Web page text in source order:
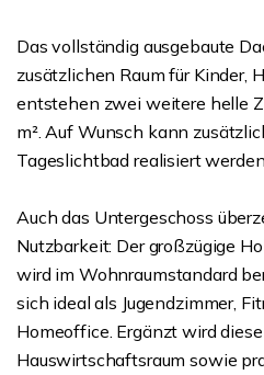
Das vollständig ausgebaute
zusätzlichen Raum für Kinder,
entstehen zwei weitere helle
m². Auf Wunsch kann
Tageslichtbad realisiert
Auch das Untergeschoss
Nutzbarkeit: Der großzügige
wird im Wohnraumstandard
sich ideal als Jugendzimmer,
Homeoffice. Ergänzt wird
Hauswirtschaftsraum sowie